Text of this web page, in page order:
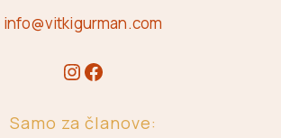
info@vitkigurman.com
Samo za članove: